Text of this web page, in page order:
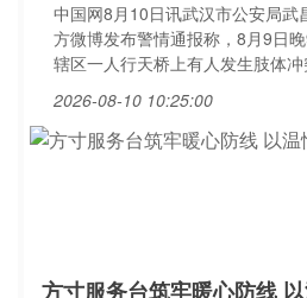
中国网8月10日讯武汉市公安局武
方微博发布警情通报称，8月9日
辖区一人行天桥上有人发生肢体
2026-08-10 10:25:00
方寸服务台筑牢暖心防线